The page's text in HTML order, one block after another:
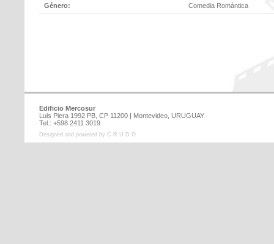
Género: Comedia Romántica
Edificio Mercosur
Luis Piera 1992 PB, CP 11200 | Montevideo, URUGUAY
Tel.: +598 2411 3019
Designed and powered by C R U D O